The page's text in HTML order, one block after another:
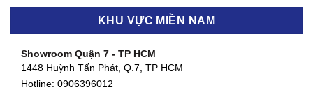
KHU VỰC MIỀN NAM
Showroom Quận 7 - TP HCM
1448 Huỳnh Tấn Phát, Q.7, TP HCM
Hotline: 0906396012